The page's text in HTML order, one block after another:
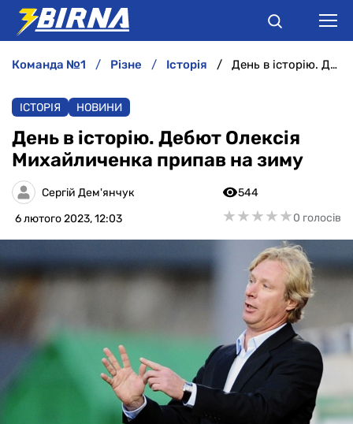
АНАЛІТИКА
ІНТЕРВ'Ю
РІЗНЕ
команда №1 різне історія День в історію. Дебют Олексія Михайличенка припав на зиму
ІСТОРІЯ НОВИНИ
День в історію. Дебют Олексія
Михайличенка припав на зиму
Сергій Дем'янчук
6 лютого 2023, 12:03
544
★★★★★
★★★★★0 голосів